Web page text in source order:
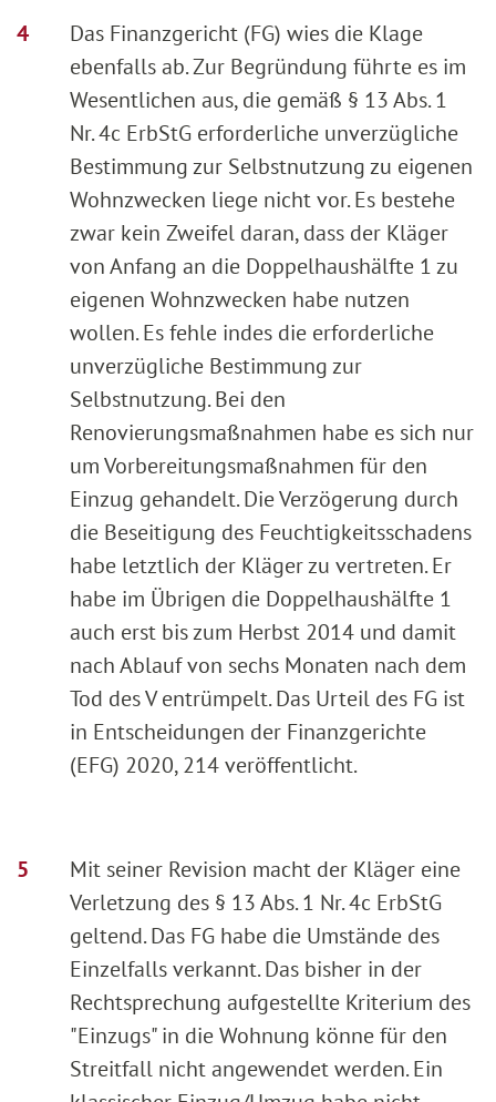
Das Finanzgericht (FG) wies die Klage
ebenfalls ab. Zur Begründung führte es im
Wesentlichen aus, die gemäß § 13 Abs. 1
Nr. 4c ErbStG erforderliche unverzügliche
Bestimmung zur Selbstnutzung zu eigenen
Wohnzwecken liege nicht vor. Es bestehe
zwar kein Zweifel daran, dass der Kläger
von Anfang an die Doppelhaushälfte 1 zu
eigenen Wohnzwecken habe nutzen
wollen. Es fehle indes die erforderliche
unverzügliche Bestimmung zur
Selbstnutzung. Bei den
Renovierungsmaßnahmen habe es sich nur
um Vorbereitungsmaßnahmen für den
Einzug gehandelt. Die Verzögerung durch
die Beseitigung des Feuchtigkeitsschadens
habe letztlich der Kläger zu vertreten. Er
habe im Übrigen die Doppelhaushälfte 1
auch erst bis zum Herbst 2014 und damit
nach Ablauf von sechs Monaten nach dem
Tod des V entrümpelt. Das Urteil des FG ist
in Entscheidungen der Finanzgerichte
(EFG) 2020, 214 veröffentlicht.
Mit seiner Revision macht der Kläger eine
Verletzung des § 13 Abs. 1 Nr. 4c ErbStG
geltend. Das FG habe die Umstände des
Einzelfalls verkannt. Das bisher in der
Rechtsprechung aufgestellte Kriterium des
"Einzugs" in die Wohnung könne für den
Streitfall nicht angewendet werden. Ein